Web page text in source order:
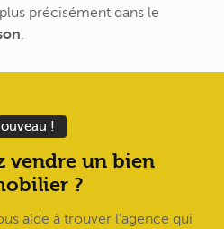
précisément dans le
.
!
vendre un bien
?
aide à trouver l'agence qui